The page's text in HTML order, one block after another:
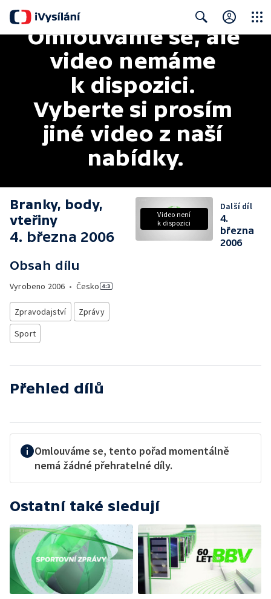
Search
Omlouváme se, ale
video nemáme
k dispozici.
Vyberte si prosím
jiné video z naší
nabídky.
Branky, body,
vteřiny
4. března 2006
Obsah dílu
Vyrobeno 2006 • Česko
Zpravodajství
Zprávy
Sport
Video není
k dispozici
Další díl
4.
března
2006
Přehled dílů
Omlouváme se, tento pořad momentálně
nemá žádné přehratelné díly.
Ostatní také sledují